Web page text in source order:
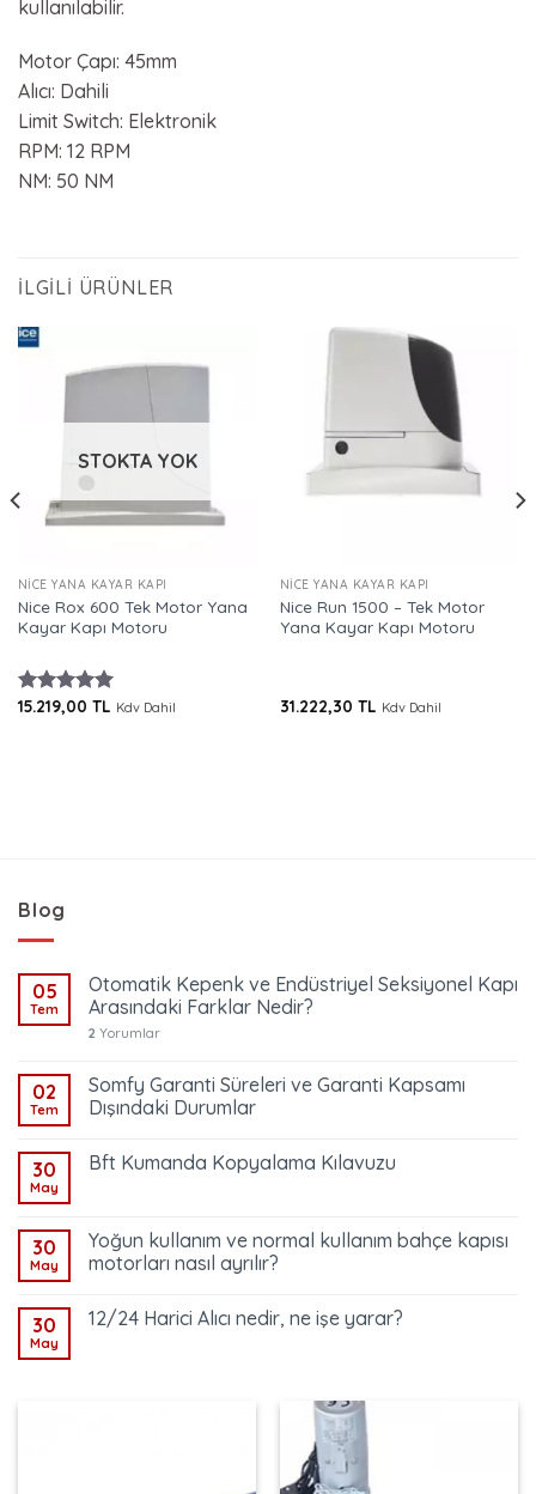
kullanılabilir.
Motor Çapı: 45mm
Alıcı: Dahili
Limit Switch: Elektronik
RPM: 12 RPM
NM: 50 NM
İLGILI ÜRÜNLER
STOKTA YOK
NICE YANA KAYAR KAPI
Nice Rox 600 Tek Motor Yana
Kayar Kapı Motoru
5 üzerinden
15.219,00 TL Kdv Dahil
NICE YANA KAYAR KAPI
Nice Run 1500 – Tek Motor
Yana Kayar Kapı Motoru
31.222,30 TL Kdv Dahil
Blog
05
Tem
Otomatik Kepenk ve Endüstriyel Seksiyonel Kapı
Arasındaki Farklar Nedir?
2 Yorumlar
02
Tem
Somfy Garanti Süreleri ve Garanti Kapsamı
Dışındaki Durumlar
30
May
Bft Kumanda Kopyalama Kılavuzu
30
May
Yoğun kullanım ve normal kullanım bahçe kapısı
motorları nasıl ayrılır?
30
May
12/24 Harici Alıcı nedir, ne işe yarar?